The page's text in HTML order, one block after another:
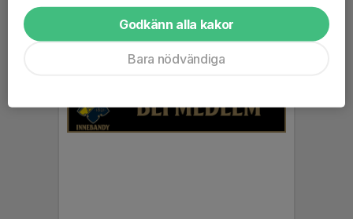
Godkänn alla kakor
Bara nödvändiga